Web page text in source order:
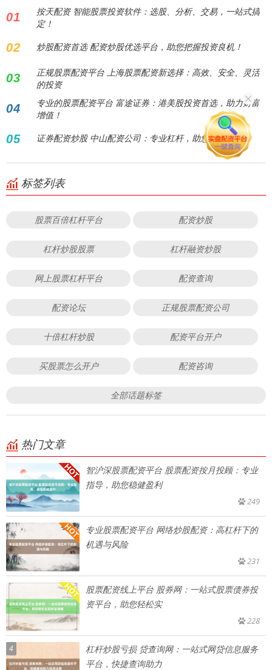
01
按天配资 智能股票投资软件：选股、分析、交易，一站式搞
定！
02 炒股配资首选 配资炒股优选平台，助您把握投资良机！
03
正规股票配资平台 上海股票配资新选择：高效、安全、灵活
的投资
04
专业的股票配资平台 富途证券：港美股投资首选，助力财富
增值！
05 证券配资炒股 中山配资公司：专业杠杆，助您财富增值
标签列表
股票百倍杠杆平台 配资炒股
杠杆炒股股票 杠杆融资炒股
网上股票杠杆平台 配资查询
配资论坛 正规股票配资公司
十倍杠杆炒股 配资平台开户
买股票怎么开户 配资咨询
全部话题标签
热门文章
智沪深股票配资平台 股票配资按月投顾：专业
指导，助您稳健盈利
249
专业股票配资平台 网络炒股配资：高杠杆下的
机遇与风险
231
股票配资线上平台 股券网：一站式股票债券投
资平台，助您轻松实
228
4
杠杆炒股亏损 贷查询网：一站式网贷信息服务
平台，快捷查询助力